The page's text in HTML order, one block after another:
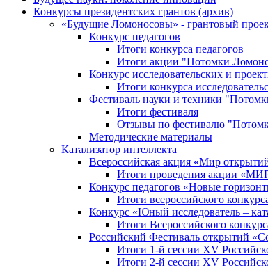
Конкурсы президентских грантов (архив)
«Будущие Ломоносовы» - грантовый
Конкурс педагогов
Итоги конкурса педагогов
Итоги акции "Потомки
Конкурс исследовательских и
Итоги конкурса
Фестиваль науки и техники
Итоги фестиваля
Отзывы по фестивалю
Методические материалы
Катализатор интеллекта
Всероссийская акция «Мир
Итоги проведения акции
Конкурс педагогов «Новые
Итоги всероссийского
Конкурс «Юный исследователь –
Итоги Всероссийского
Российский Фестиваль открытий
Итоги 1-й сессии XV
Итоги 2-й сессии XV